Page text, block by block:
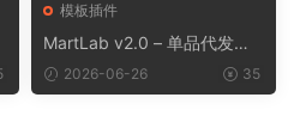
模板插件
MartLab v2.0 – 单品代发货
平台2026-06-26 35